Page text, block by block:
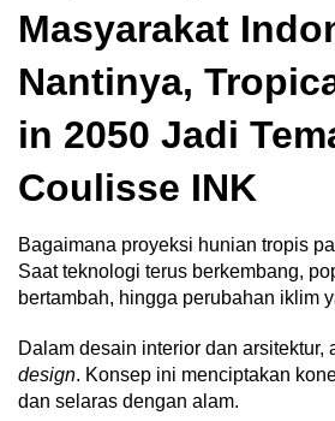
Masyarakat
Nantinya,
in 2050 Jadi
Coulisse INK
Bagaimana proyeksi hunian tropis
Saat teknologi terus berkembang,
bertambah, hingga perubahan iklim
Dalam desain interior dan arsitektur,
design. Konsep ini menciptakan
dan selaras dengan alam.